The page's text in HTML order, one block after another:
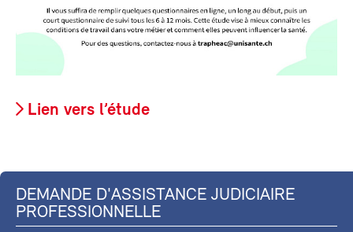
Lien vers l’étude
DEMANDE D'ASSISTANCE JUDICIAIRE
PROFESSIONNELLE